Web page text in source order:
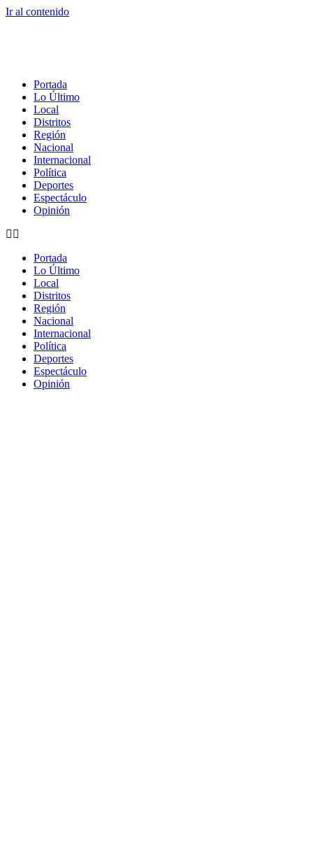
Ir al contenido
Portada
Lo Último
Local
Distritos
Región
Nacional
Internacional
Política
Deportes
Espectáculo
Opinión
Portada
Lo Último
Local
Distritos
Región
Nacional
Internacional
Política
Deportes
Espectáculo
Opinión